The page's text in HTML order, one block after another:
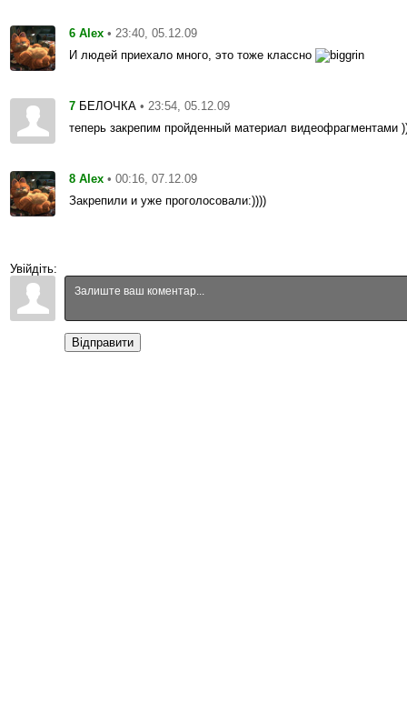
6 Alex • 23:40, 05.12.09
И людей приехало много, это тоже классно
7 БЕЛОЧКА • 23:54, 05.12.09
теперь закрепим пройденный материал видеофрагментами
8 Alex • 00:16, 07.12.09
Закрепили и уже проголосовали:))))
Увійдіть:
Відправити